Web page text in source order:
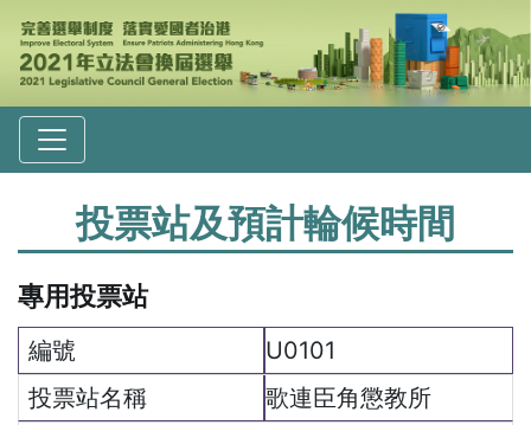
投票站及預計輪候時間
專用投票站
U0101
歌連臣角懲教所